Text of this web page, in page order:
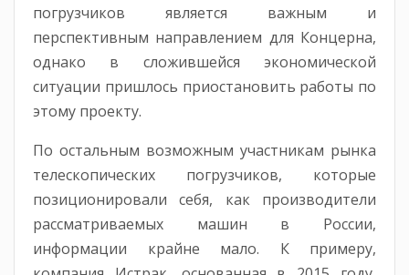
погрузчиков является важным и
перспективным направлением для Концерна,
однако в сложившейся экономической
ситуации пришлось приостановить работы по
этому проекту.
По остальным возможным участникам рынка
телескопических погрузчиков, которые
позиционировали себя, как производители
рассматриваемых машин в России,
информации крайне мало. К примеру,